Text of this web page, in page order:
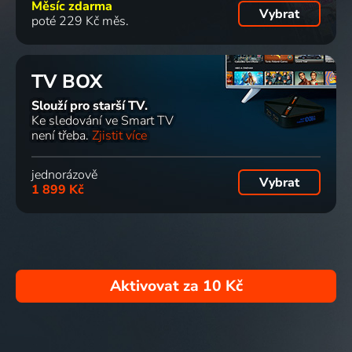
Měsíc zdarma
poté 229 Kč měs.
Vybrat
TV BOX
Slouží pro starší TV.
Ke sledování ve Smart TV
není třeba. Zjistit více
jednorázově
1 899 Kč
Vybrat
Aktivovat za 10 Kč